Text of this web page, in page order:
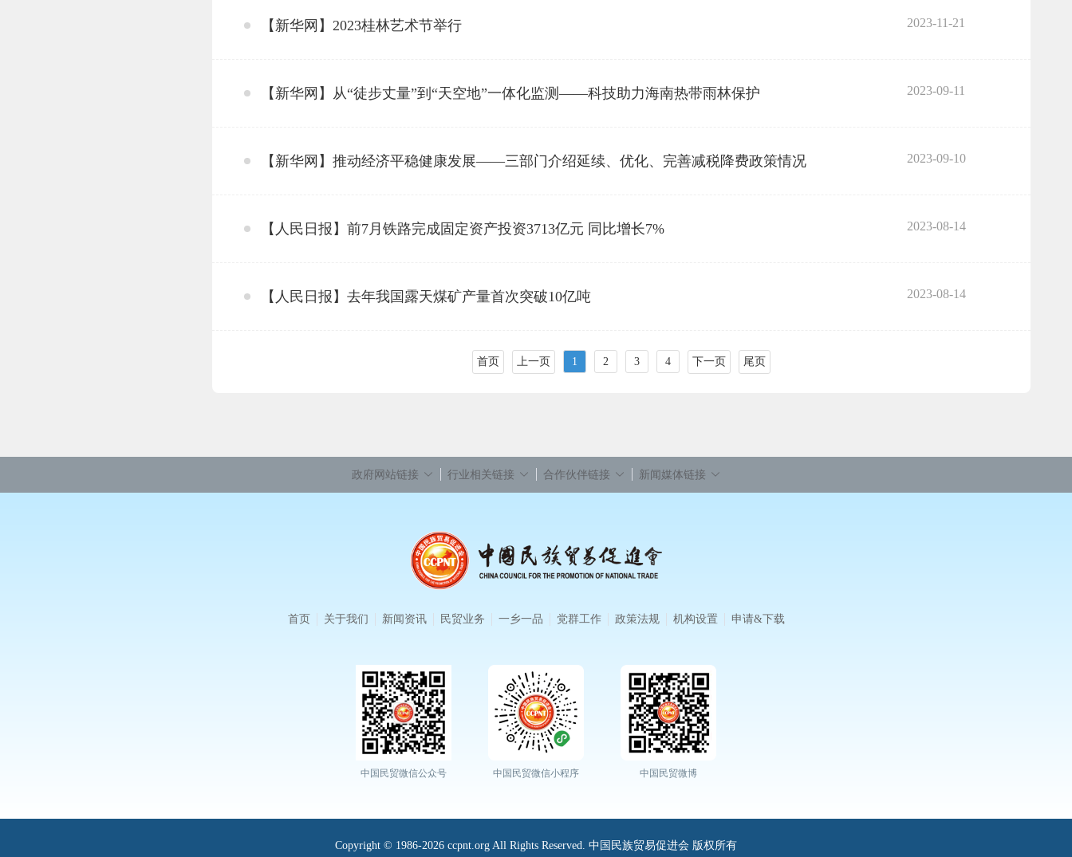
【新华网】2023桂林艺术节举行 2023-11-21
【新华网】从“徒步丈量”到“天空地”一体化监测——科技助力海南热带雨林保护 2023-09-11
【新华网】推动经济平稳健康发展——三部门介绍延续、优化、完善减税降费政策情况 2023-09-10
【人民日报】前7月铁路完成固定资产投资3713亿元 同比增长7% 2023-08-14
【人民日报】去年我国露天煤矿产量首次突破10亿吨 2023-08-14
首页 上一页 1 2 3 4 下一页 尾页
政府网站链接 行业相关链接 合作伙伴链接 新闻媒体链接
首页 关于我们 新闻资讯 民贸业务 一乡一品 党群工作 政策法规 机构设置 申请&下载
中国民贸微信公众号 中国民贸微信小程序 中国民贸微博
Copyright © 1986-2026 ccpnt.org All Rights Reserved. 中国民族贸易促进会 版权所有